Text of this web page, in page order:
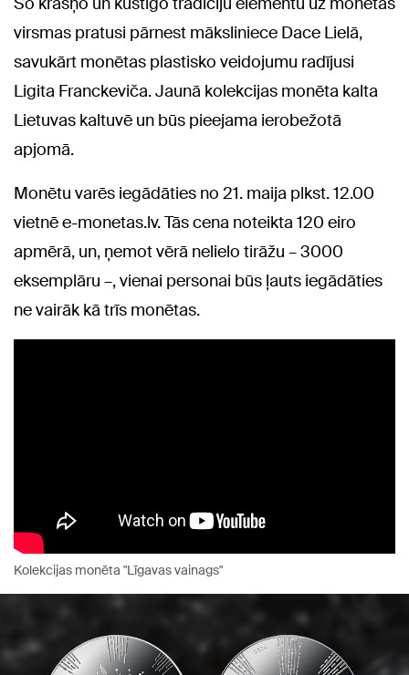
virsmas pratusi pārnest māksliniece Dace Lielā,
savukārt monētas plastisko veidojumu radījusi
Ligita Franckeviča. Jaunā kolekcijas monēta kalta
Lietuvas kaltuvē un būs pieejama ierobežotā
apjomā.
Monētu varēs iegādāties no 21. maija plkst. 12.00
vietnē e-monetas.lv. Tās cena noteikta 120 eiro
apmērā, un, ņemot vērā nelielo tirāžu – 3000
eksemplāru –, vienai personai būs ļauts iegādāties
ne vairāk kā trīs monētas.
Kolekcijas monēta "Līgavas vainags"